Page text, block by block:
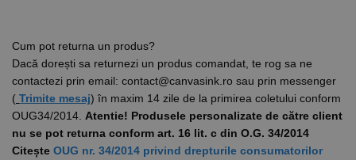
Cum pot returna un produs?
Dacă dorești sa returnezi un produs comandat, te rog sa ne
contactezi prin email: contact@canvasink.ro sau prin messenger
( Trimite mesaj) în maxim 14 zile de la primirea coletului conform
OUG34/2014. Atentie! Produsele personalizate de către client
nu se pot returna conform art. 16 lit. c din O.G. 34/2014
Citește OUG nr. 34/2014 privind drepturile consumatorilor